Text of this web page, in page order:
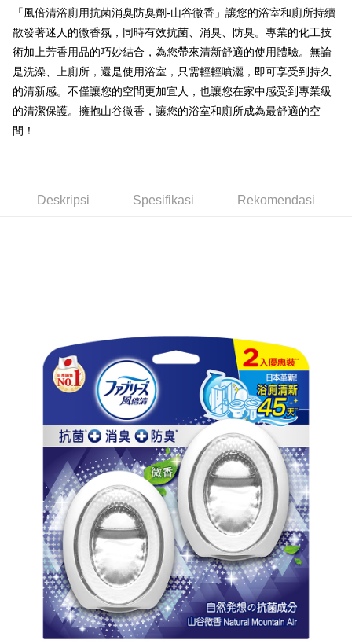
Pertama, Mengenai Perkhidmatan AFTEE Beli Sekarang Bayar Kemudian
1. Dengan memilih AFTEE sebagai kaedah pembayaran, mesej
pengesahan AFTEE akan muncul.
3. Tiada bayaran diperlukan apabila pesanan disahkan. Produk akan
dihantar ke alamat yang ditetapkan.
4. Setelah pesanan disahkan, anda akan menerima SMS pembayaran
manakala ahli aplikasi akan menerima pemberitahuan tolak aplikasi
dalam talian dengan SMS pembayaran atau pemberitahuan tolak aplikasi
boleh melanjutkan tempoh pembayaran anda sebelum anda menerima
pesanan. Walau bagaimanapun, tiada jaminan bahawa anda boleh
menerima pesanan anda semasa tempoh pembayaran (cth.: produk
prapesanan atau produk yang mungkin mengambil masa yang lebih
lama untuk dihantar). Oleh itu, anda dikehendaki membuat pembayaran
kepada AFTEE dalam tempoh sama ada anda menerima pesanan.
Kedua, Sekatan Pembayaran
1. Jumlah yang diperakui untuk pengguna kali pertama boleh sehingga
NT$10,000. Amaun diperakui sebenar yang diluluskan akan berdasarkan
keputusan pensijilan dan semakan oleh AFTEE.
2. Amaun perbelanjaan minimum mestilah lebih besar daripada NT$20.
3. Pada masa ini hanya tersedia untuk ahli Taiwan.
Ketiga, Syarat Perkhidmatan
Perkhidmatan AFTEE Beli Sekarang Bayar Kemudian disediakan oleh NP
Taiwan, Inc. dan AFTEE akan membuat bil kepada pengguna. AFTEE
akan menggunakan data peribadi yang dikumpul (termasuk nama
pembeli, no. telefon, nama penerima, no. telefon, alamat penerima) untuk
penggunaan perkhidmatan. Sila rujuk kepada "Penyata Pengumpulan
Data Peribadi, Pemprosesan, Penggunaan"
(https://aftee.tw/privacypolicy/) untuk maklumat lanjut.
Pemindahan ATM
Pilihan Penghantaran
全家取貨付款
NT$60/pesanan | Penghantaran percuma untuk pesanan
NT$60/pesanan | Penghantaran percuma untuk pesanan
NT$60/pesanan | Penghantaran percuma untuk pesanan
NT$599 atau lebih
NT$120/pesanan | Penghantaran percuma untuk pesanan
NT$899 atau lebih
「風倍清浴廁用抗菌消臭防臭劑-山谷微香」讓您的浴室和廁所持續
散發著迷人的微香氛，同時有效抗菌、消臭、防臭。專業的化工技
術加上芳香用品的巧妙結合，為您帶來清新舒適的使用體驗。無論
是洗澡、上廁所，還是使用浴室，只需輕輕噴灑，即可享受到持久
的清新感。不僅讓您的空間更加宜人，也讓您在家中感受到專業級
的清潔保護。擁抱山谷微香，讓您的浴室和廁所成為最舒適的空
間！
Deskripsi Spesifikasi Rekomendasi